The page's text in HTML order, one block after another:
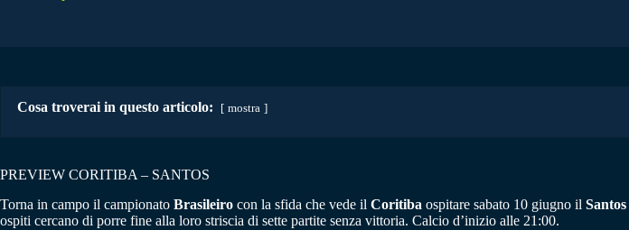
Cosa troverai in questo articolo: mostra
PREVIEW CORITIBA – SANTOS
Torna in campo il campionato Brasileiro con la sfida che vede il Coritiba ospitare sabato 10 giugno il Santos
ospiti cercano di porre fine alla loro striscia di sette partite senza vittoria. Calcio d’inizio alle 21:00.